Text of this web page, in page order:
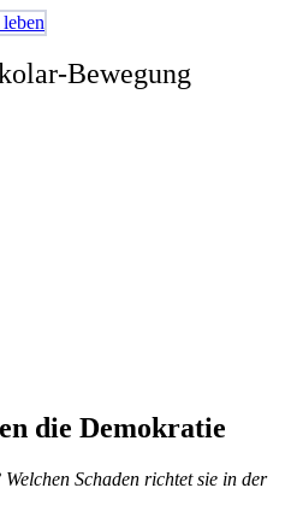
Bewegung
die Demokratie
Schaden richtet sie in der